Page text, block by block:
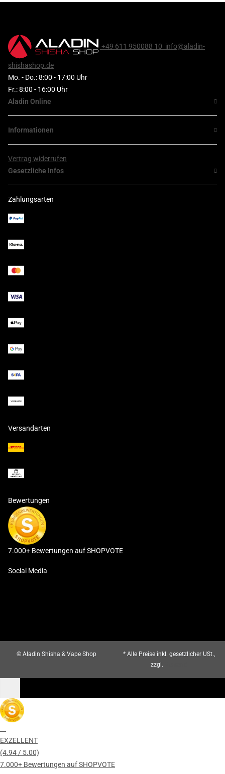
+49 611 950088 10 info@aladin-
shishashop.de
Mo. - Do.: 8:00 - 17:00 Uhr
Fr.: 8:00 - 16:00 Uhr
Aladin Online
Informationen
Vertrag widerrufen
Gesetzliche Infos
Zahlungsarten
Versandarten
Bewertungen
7.000+ Bewertungen auf SHOPVOTE
Social Media
© Aladin Shisha & Vape Shop
* Alle Preise inkl. gesetzlicher USt.,
zzgl.
EXZELLENT
(4.94 / 5.00)
7.000+ Bewertungen auf SHOPVOTE